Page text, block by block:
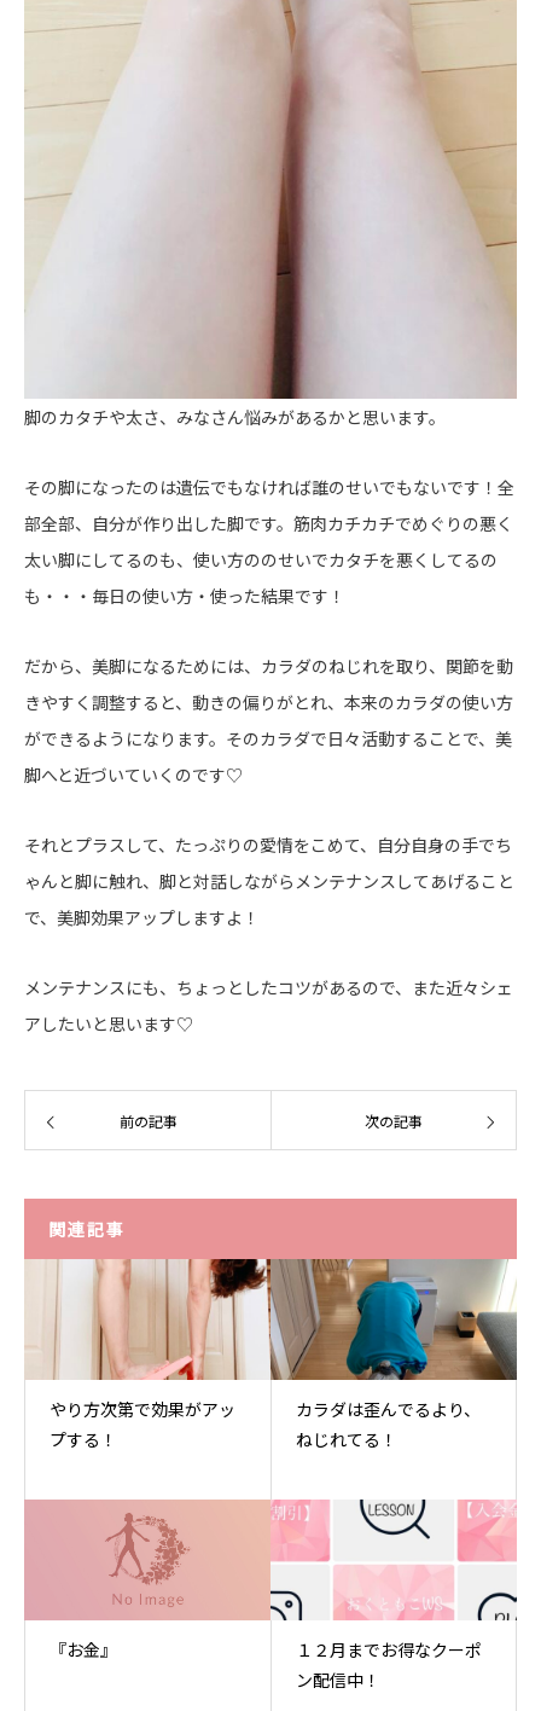
脚のカタチや太さ、みなさん悩みがあるかと思います。
その脚になったのは遺伝でもなければ誰のせいでもないです！全
部全部、自分が作り出した脚です。筋肉カチカチでめぐりの悪く
太い脚にしてるのも、使い方ののせいでカタチを悪くしてるの
も・・・毎日の使い方・使った結果です！
だから、美脚になるためには、カラダのねじれを取り、関節を動
きやすく調整すると、動きの偏りがとれ、本来のカラダの使い方
ができるようになります。そのカラダで日々活動することで、美
脚へと近づいていくのです♡
それとプラスして、たっぷりの愛情をこめて、自分自身の手でち
ゃんと脚に触れ、脚と対話しながらメンテナンスしてあげること
で、美脚効果アップしますよ！
メンテナンスにも、ちょっとしたコツがあるので、また近々シェ
アしたいと思います♡
前の記事 次の記事
関連記事
やり方次第で効果がアッ
プする！
カラダは歪んでるより、
ねじれてる！
『お金』
１２月までお得なクーポ
ン配信中！